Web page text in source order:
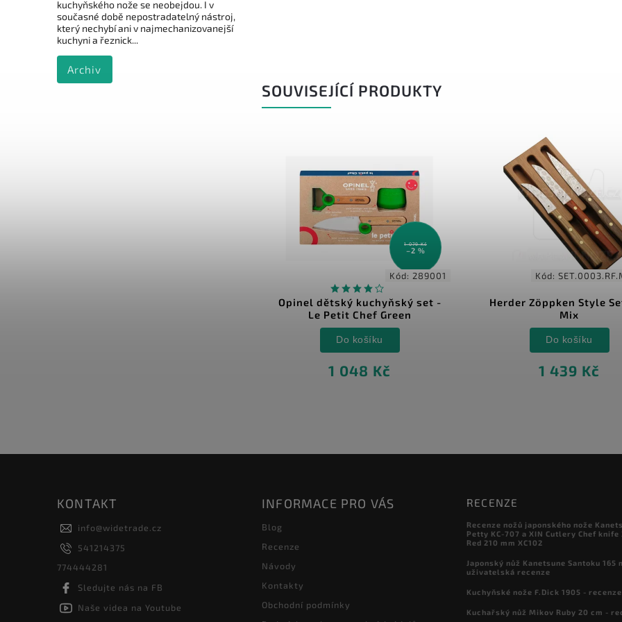
kuchyňského nože se neobejdou. I v
současné době nepostradatelný nástroj,
který nechybí ani v najmechanizovanejší
kuchyni a řeznick...
Archiv
SOUVISEJÍCÍ PRODUKTY
1 079 Kč
–2 %
Kód: 289001
Opinel dětský kuchyňský set -
Le Petit Chef Green
1 048 Kč
Do košíku
Kód:
Herder Zöppken Style
Mix
1 439 Kč
Do košíku
KONTAKT
info@widetrade.cz
541214375
774444281
Sledujte nás na FB
Naše videa na Youtube
INFORMACE PRO VÁS
Blog
Recenze
Návody
Kontakty
Obchodní podmínky
RECENZE
Recenze nožů japonského nože
Petty KC-707 a XIN Cutlery Chef knife
Red 210 mm XC102
Japonský nůž Kanetsune Santoku 165
uživatelská recenze
Kuchyňské nože F.Dick 1905 - recenze
Kuchařský nůž Mikov Ruby 20 cm -